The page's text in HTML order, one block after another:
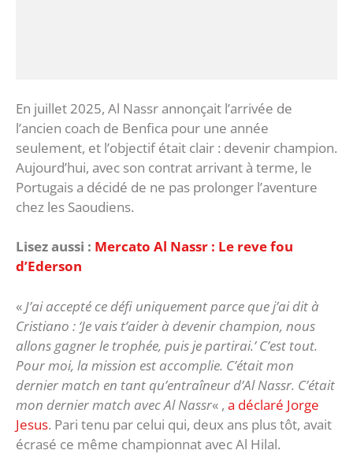
En juillet 2025, Al Nassr annonçait l’arrivée de
l’ancien coach de Benfica pour une année
seulement, et l’objectif était clair : devenir champion.
Aujourd’hui, avec son contrat arrivant à terme, le
Portugais a décidé de ne pas prolonger l’aventure
chez les Saoudiens.
Lisez aussi : Mercato Al Nassr : Le reve fou
d’Ederson
« J’ai accepté ce défi uniquement parce que j’ai dit à
Cristiano : ‘Je vais t’aider à devenir champion, nous
allons gagner le trophée, puis je partirai.’ C’est tout.
Pour moi, la mission est accomplie. C’était mon
dernier match en tant qu’entraîneur d’Al Nassr. C’était
mon dernier match avec Al Nassr« , a déclaré Jorge
Jesus. Pari tenu par celui qui, deux ans plus tôt, avait
écrasé ce même championnat avec Al Hilal.